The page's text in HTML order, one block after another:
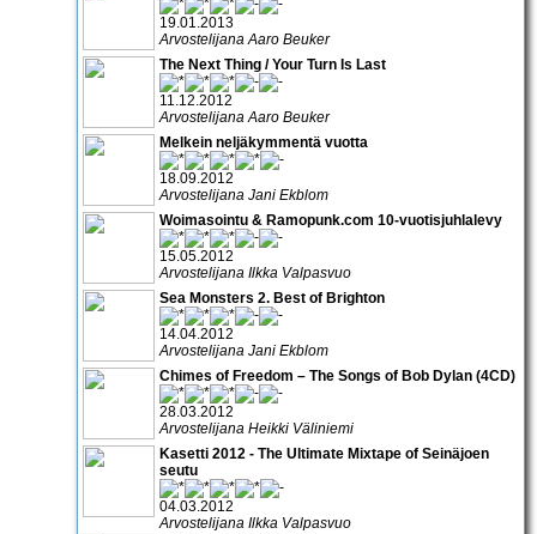
19.01.2013
Arvostelijana Aaro Beuker
The Next Thing / Your Turn Is Last
11.12.2012
Arvostelijana Aaro Beuker
Melkein neljäkymmentä vuotta
18.09.2012
Arvostelijana Jani Ekblom
Woimasointu & Ramopunk.com 10-vuotisjuhlalevy
15.05.2012
Arvostelijana Ilkka Valpasvuo
Sea Monsters 2. Best of Brighton
14.04.2012
Arvostelijana Jani Ekblom
Chimes of Freedom – The Songs of Bob Dylan (4CD)
28.03.2012
Arvostelijana Heikki Väliniemi
Kasetti 2012 - The Ultimate Mixtape of Seinäjoen
seutu
04.03.2012
Arvostelijana Ilkka Valpasvuo